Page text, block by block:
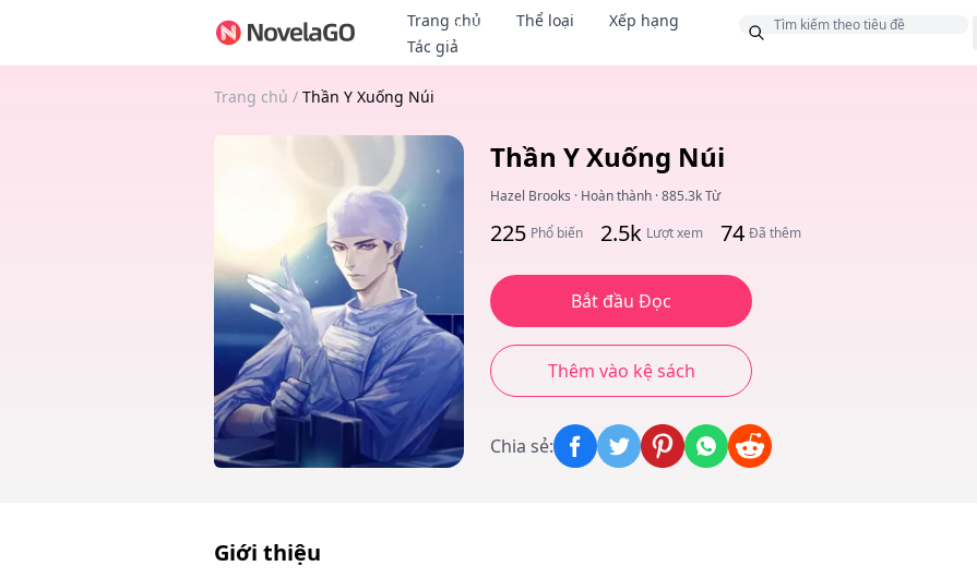
Trang chủ Thể loại
Xếp hạng
Tác giả
Thưởng
Trang chủ / Thần Y Xuống Núi
Thần Y Xuống Núi
Hazel Brooks · Hoàn thành ·885.3k Từ
225 Phổ biến 2.5k Lượt xem 74 Đã thêm
Bắt đầu Đọc
Thêm vào kệ sách
Chia sẻ:
Giới thiệu